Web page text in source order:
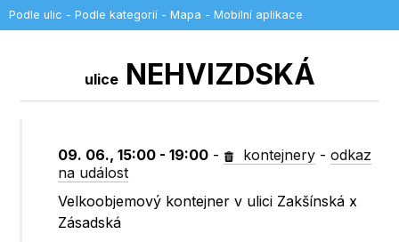
Podle ulic - Podle kategorií - Mapa - Mobilní aplikace
uliceNEHVIZDSKÁ
09. 06., 15:00 - 19:00 - kontejnery -odkaz
na událost
Velkoobjemový kontejner v ulici Zakšínská x
Zásadská